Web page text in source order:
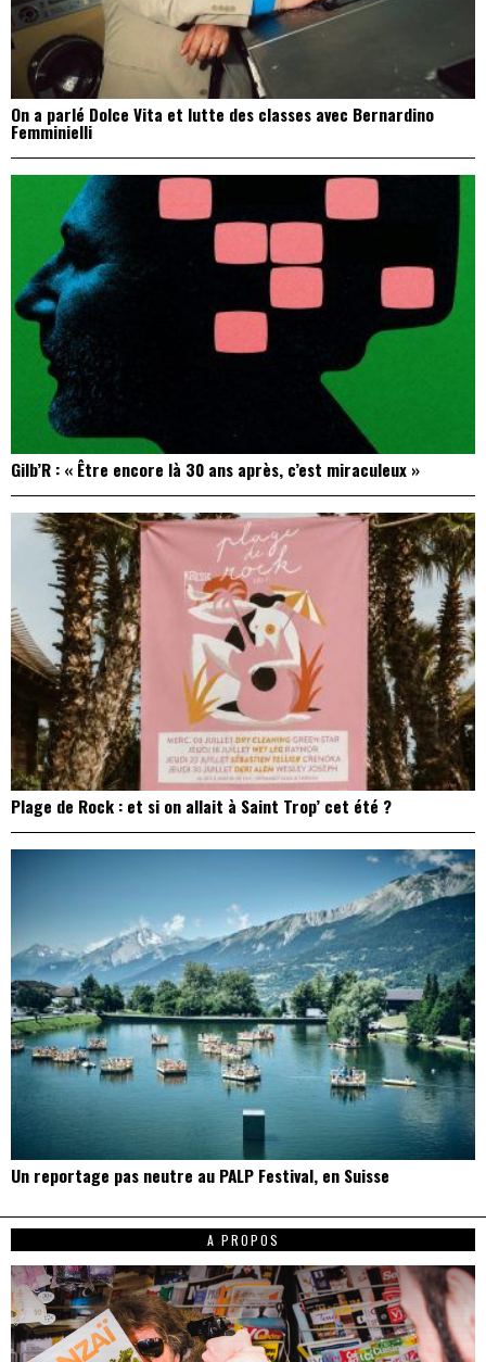
On a parlé Dolce Vita et lutte des classes avec Bernardino
Femminielli
Gilb’R : « Être encore là 30 ans après, c’est miraculeux »
Plage de Rock : et si on allait à Saint Trop’ cet été ?
Un reportage pas neutre au PALP Festival, en Suisse
A PROPOS